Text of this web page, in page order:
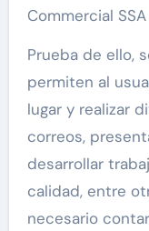
Commercial
Prueba de ello,
permiten al
lugar y realizar
correos,
desarrollar
calidad, entre
necesario